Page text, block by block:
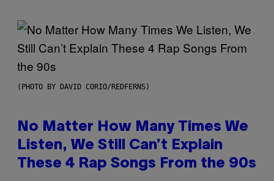
(PHOTO BY DAVID CORIO/REDFERNS)
No Matter How Many Times We
Listen, We Still Can’t Explain
These 4 Rap Songs From the 90s